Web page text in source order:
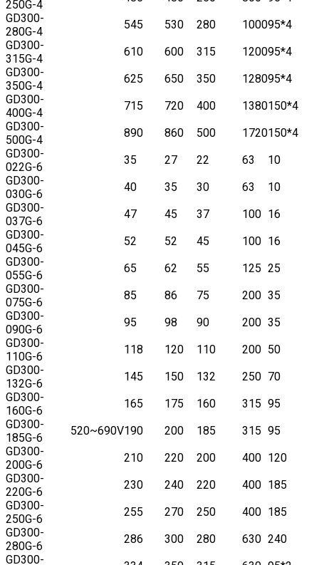
250G-4
GD300-
280G-4
545 530 280 100095*4
GD300-
315G-4
610 600 315 120095*4
GD300-
350G-4
625 650 350 128095*4
GD300-
400G-4
715 720 400 1380150*4
GD300-
500G-4
890 860 500 1720150*4
GD300-
022G-6
520~690V
35 27 22 63
10
GD300-
030G-6
40 35 30 63
10
GD300-
037G-6
47 45 37 100 16
GD300-
045G-6
52 52 45 100 16
GD300-
055G-6
65 62 55 125 25
GD300-
075G-6
85 86 75 200 35
GD300-
090G-6
95 98 90 200 35
GD300-
110G-6
118 120 110 200 50
GD300-
132G-6
145 150 132 250 70
GD300-
160G-6
165 175 160 315 95
GD300-
185G-6
190 200 185 315 95
GD300-
200G-6
210 220 200 400 120
GD300-
220G-6
230 240 220 400 185
GD300-
250G-6
255 270 250 400 185
GD300-
280G-6
286 300 280 630 240
GD300-